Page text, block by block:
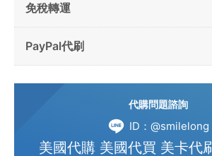
免稅轉運
PayPal代刷
代購問題諮詢
ID：@smilelong
美國代購 美國代買 美卡代